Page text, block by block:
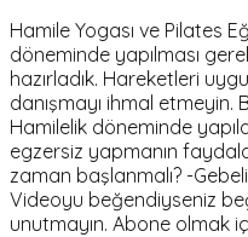
Hamile Yogası ve Pilates
döneminde yapılması
hazırladık. Hareketleri
danışmayı ihmal etmeyin.
Hamilelik döneminde
egzersiz yapmanın
zaman başlanmalı? -
Videoyu beğendiyseniz
unutmayın. Abone olmak